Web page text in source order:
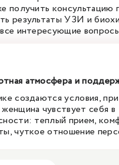
получить консультацию
результаты УЗИ и
интересующие
атмосфера и
создаются условия,
чувствует себя в
теплый прием,
чуткое отношение